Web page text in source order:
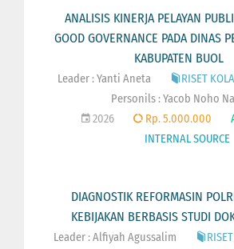
ANALISIS KINERJA PELAYAN
GOOD GOVERNANCE PADA DINAS
KABUPATEN BUOL
Leader : Yanti Aneta
RISET
Personils :Yacob Noho
2026 Rp. 5.000.000
INTERNAL SOURCE
DIAGNOSTIK REFORMASIN
KEBIJAKAN BERBASIS STUDI
Leader : Alfiyah Agussalim